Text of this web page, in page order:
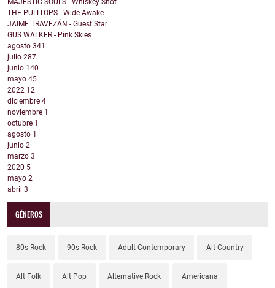
MAJESTIC SOULS - Whiskey Shot
THE PULLTOPS - Wide Awake
JAIME TRAVEZÁN - Guest Star
GUS WALKER - Pink Skies
agosto 341
julio 287
junio 140
mayo 45
2022 12
diciembre 4
noviembre 1
octubre 1
agosto 1
junio 2
marzo 3
2020 5
mayo 2
abril 3
GÉNEROS
80s Rock 90s Rock Adult Contemporary Alt Country
Alt Folk Alt Pop Alternative Rock Americana